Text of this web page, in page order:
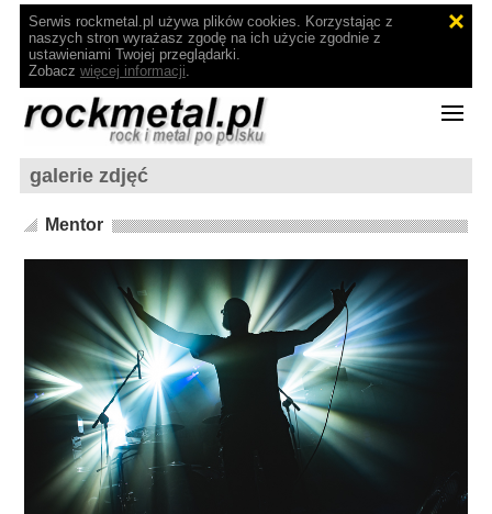
Serwis rockmetal.pl używa plików cookies. Korzystając z
naszych stron wyrażasz zgodę na ich użycie zgodnie z
ustawieniami Twojej przeglądarki.
Zobacz więcej informacji.
galerie zdjęć
Mentor